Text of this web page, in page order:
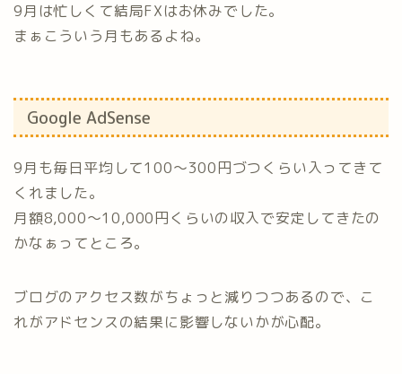
9月は忙しくて結局FXはお休みでした。
まぁこういう月もあるよね。
Google AdSense
9月も毎日平均して100〜300円づつくらい入ってきて
くれました。
月額8,000〜10,000円くらいの収入で安定してきたの
かなぁってところ。
ブログのアクセス数がちょっと減りつつあるので、こ
れがアドセンスの結果に影響しないかが心配。